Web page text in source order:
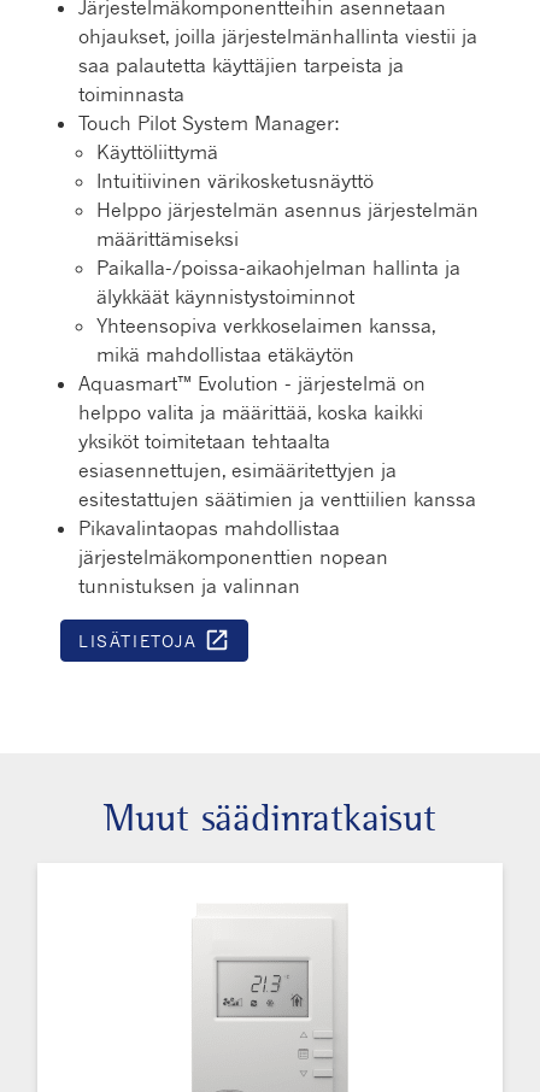
Järjestelmäkomponentteihin asennetaan
ohjaukset, joilla järjestelmänhallinta viestii ja
saa palautetta käyttäjien tarpeista ja
toiminnasta
Touch Pilot System Manager:
Käyttöliittymä
Intuitiivinen värikosketusnäyttö
Helppo järjestelmän asennus järjestelmän
määrittämiseksi
Paikalla-/poissa-aikaohjelman hallinta ja
älykkäät käynnistystoiminnot
Yhteensopiva verkkoselaimen kanssa,
mikä mahdollistaa etäkäytön
Aquasmart™ Evolution - järjestelmä on
helppo valita ja määrittää, koska kaikki
yksiköt toimitetaan tehtaalta
esiasennettujen, esimääritettyjen ja
esitestattujen säätimien ja venttiilien kanssa
Pikavalintaopas mahdollistaa
järjestelmäkomponenttien nopean
tunnistuksen ja valinnan
LISÄTIETOJA open_in_newAvautuu
Muut säädinratkaisut